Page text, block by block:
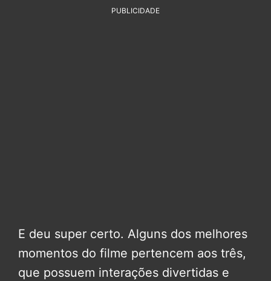
PUBLICIDADE
E deu super certo. Alguns dos melhores
momentos do filme pertencem aos três,
que possuem interações divertidas e